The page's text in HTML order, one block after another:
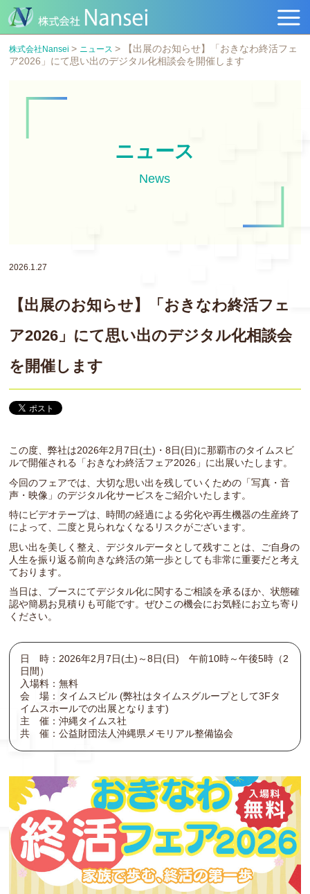
株式会社Nansei > ニュース >
【出展のお知らせ】「おきなわ終活フェ
ア2026」にて思い出のデジタル化相談会を開催します
ニュース
News
2026.1.27
【出展のお知らせ】「おきなわ終活フェ
ア2026」にて思い出のデジタル化相談会
を開催します
この度、弊社は2026年2月7日(土)・8日(日)に那覇市のタイムスビ
ルで開催される「おきなわ終活フェア2026」に出展いたします。
今回のフェアでは、大切な思い出を残していくための「写真・音
声・映像」のデジタル化サービスをご紹介いたします。
特にビデオテープは、時間の経過による劣化や再生機器の生産終了
によって、二度と見られなくなるリスクがございます。
思い出を美しく整え、デジタルデータとして残すことは、ご自身の
人生を振り返る前向きな終活の第一歩としても非常に重要だと考え
ております。
当日は、ブースにてデジタル化に関するご相談を承るほか、状態確
認や簡易お見積りも可能です。ぜひこの機会にお気軽にお立ち寄り
ください。
日 時：2026年2月7日(土)～8日(日) 午前10時～午後5時（2
日間）
入場料：無料
会 場：タイムスビル (弊社はタイムスグループとして3Fタ
イムスホールでの出展となります)
主 催：沖縄タイムス社
共 催：公益財団法人沖縄県メモリアル整備協会